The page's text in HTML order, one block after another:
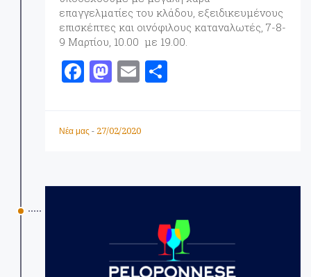
επαγγελματίες του κλάδου, εξειδικευμένους
επισκέπτες και οινόφιλους καταναλωτές, 7-8-
9 Μαρτίου, 10.00 με 19.00.
F
b
o
M
o
o
E
l
τ
τ
ε
Νέα μας - 27/02/2020